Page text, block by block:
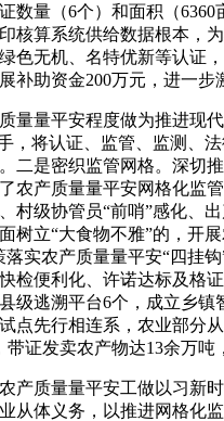
数量（6个）和面积（
核算系统供给数据根本，
色无机、名特优新等认证
补助资金200万元，进一步
量平安程度做为推进现代
，将认证、监管、监测、
二是密织监管网格。深切
农产质量量平安网格化监
村级协管员“前哨”感化、
树立“大食物不雅”的，开
落实农产质量量平安“四挂
检便利化、许诺达标及格
级逃溯平台6个，成立乡
点先行相连系，农业部分
证发卖农产物达13余万吨
质量量平安工做以习新时
从体义务，以推进网格化